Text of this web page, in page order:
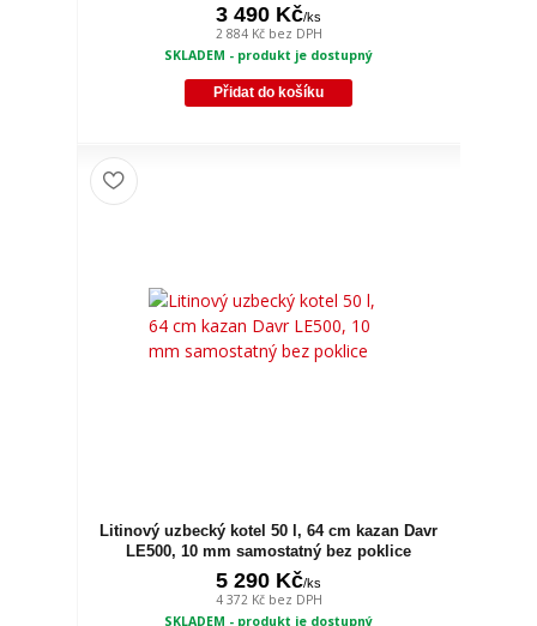
3 490 Kč/ks
2 884 Kč bez DPH
SKLADEM - produkt je dostupný
Přidat do košíku
Litinový uzbecký kotel 50 l, 64 cm kazan Davr
LE500, 10 mm samostatný bez poklice
5 290 Kč/ks
4 372 Kč bez DPH
SKLADEM - produkt je dostupný